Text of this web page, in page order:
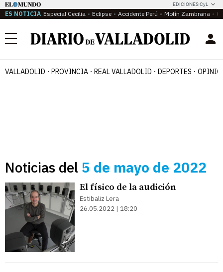
EDICIONES CyL
ES NOTICIA Especial Cecilia Eclipse Accidente Perú Motín Zambrana
Menú
VALLADOLID PROVINCIA REAL VALLADOLID DEPORTES
Noticias del 5 de mayo de 2022
El físico de la audición
Estibaliz Lera
26.05.2022 | 18:20